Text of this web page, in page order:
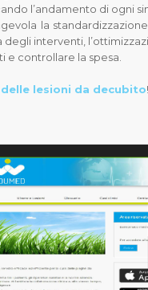
l’andamento di ogni
la
interventi,
e controllare la spesa.
lesioni da decubito!